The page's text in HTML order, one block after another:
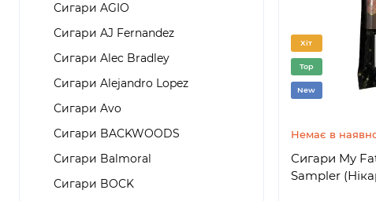
Сигари AGIO
Сигари AJ Fernandez
Сигари Alec Bradley
Сигари Alejandro Lopez
Сигари Avo
Сигари BACKWOODS
Сигари Balmoral
Сигари BOCK
Хіт
Top
New
Немає в
Сигари My
Sampler